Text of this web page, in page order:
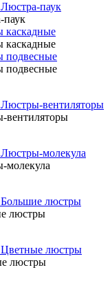
Люстра-паук
паук
каскадные
каскадные
подвесные
подвесные
Люстры-вентиляторы
вентиляторы
Люстры-молекула
молекула
Большие люстры
люстры
Цветные люстры
люстры